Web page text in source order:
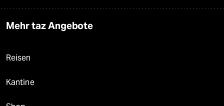
Mehr taz Angebote
Reisen
Kantine